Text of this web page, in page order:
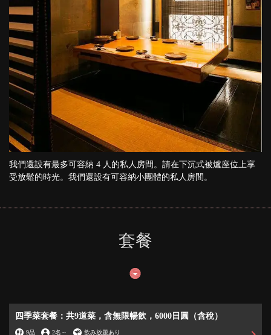
我們還設有最多可容納 4 人的私人房間。請在下沉式被爐座位上享
受放鬆的時光。我們還設有可容納小團體的私人房間。
套餐
四季菜套餐：共9道菜，含無限暢飲，6000日圓（含稅）
9品 2名 ～ 飲み放題あり